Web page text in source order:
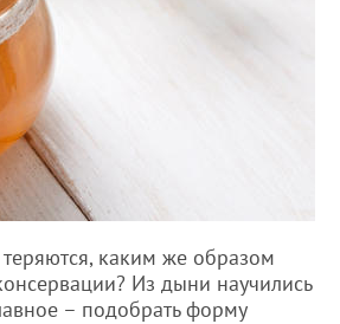
каким же образом
Из дыни научились
– подобрать форму